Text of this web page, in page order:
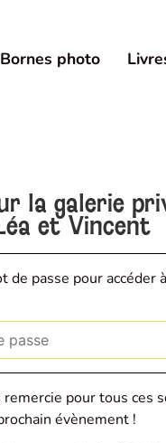
Bornes photo
la galerie
et Vincent
de passe pour accéder
remercie pour tous ces
évènement !